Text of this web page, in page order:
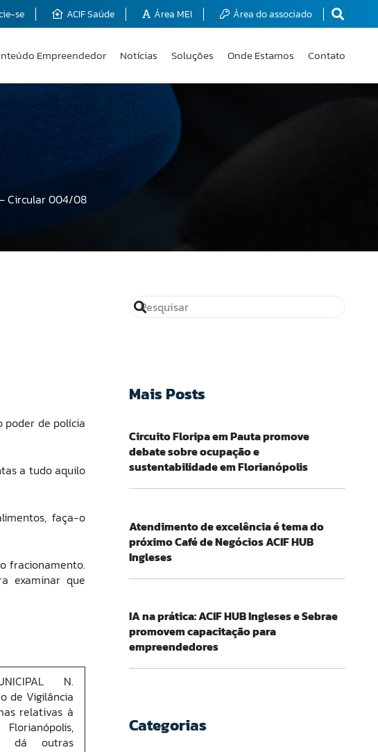
se ACIF Saúde Área MEI Área do associado
Empreendedor Notícias Soluções Onde Estamos Contato
Circular 004/08
poder de polícia
a tudo aquilo
faça-o
fracionamento.
examinar que
N.
de Vigilância
relativas à
dá outras
Mais Posts
Circuito Floripa em Pauta promove
debate sobre ocupação e
sustentabilidade em Florianópolis
Atendimento de excelência é tema do
próximo Café de Negócios ACIF HUB
Ingleses
IA na prática: ACIF HUB Ingleses e Sebrae
promovem capacitação para
empreendedores
Categorias